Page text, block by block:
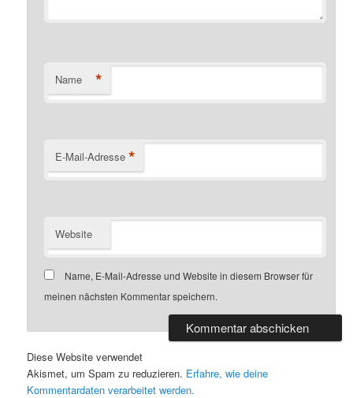
Name *
E-Mail-Adresse *
Website
Name, E-Mail-Adresse und Website in diesem Browser für
meinen nächsten Kommentar speichern.
Diese Website verwendet
Akismet, um Spam zu reduzieren. Erfahre, wie deine
Kommentardaten verarbeitet werden.